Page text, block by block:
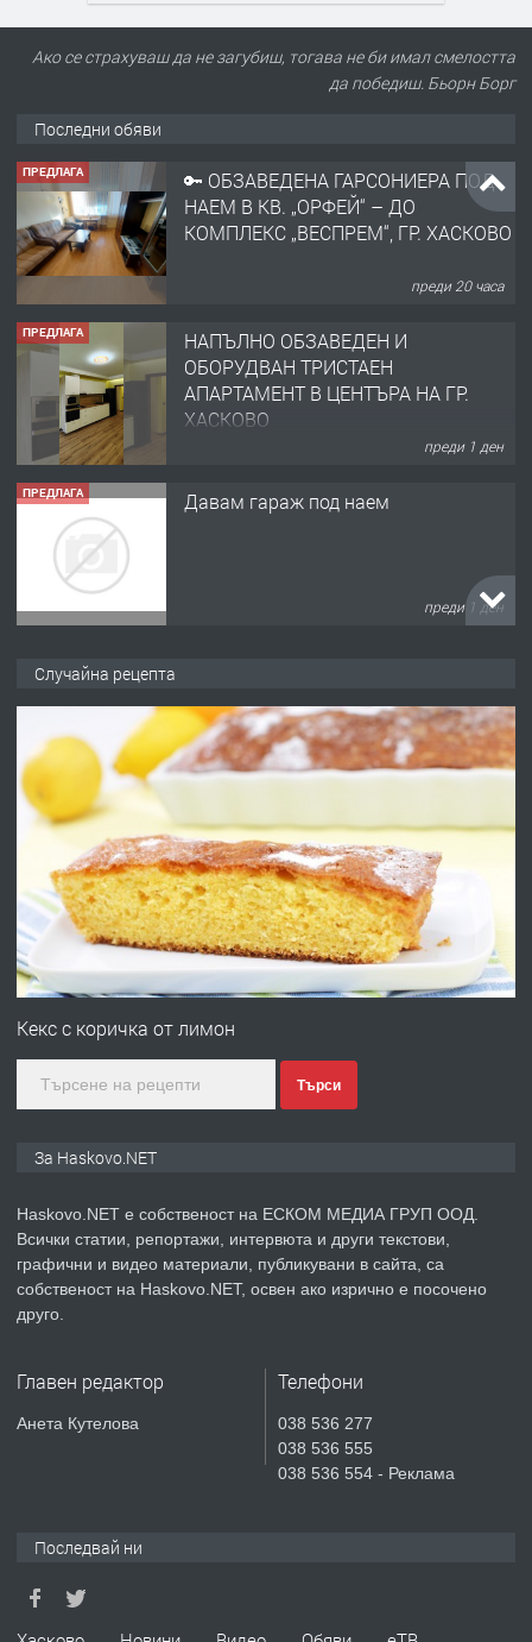
Ако се страхуваш да не загубиш, тогава не би имал смелостта
да победиш. Бьорн Борг
Последни обяви
ПРЕДЛАГА
🔑 ОБЗАВЕДЕНА ГАРСОНИЕРА ПОД
НАЕМ В КВ. „ОРФЕЙ“ – ДО
КОМПЛЕКС „ВЕСПРЕМ“, ГР. ХАСКОВО
преди 20 часа
ПРЕДЛАГА
НАПЪЛНО ОБЗАВЕДЕН И
ОБОРУДВАН ТРИСТАЕН
АПАРТАМЕНТ В ЦЕНТЪРА НА ГР.
ХАСКОВО
преди 1 ден
ПРЕДЛАГА Давам гараж под наем
преди 1 ден
градската градина!
преди 1 ден
ПРЕДЛАГА
ПРОСТОРЕН ТРИСТАЕН
АПАРТАМЕНТ В НОВА СГРАДА КВ.
КУБА
преди 2 дни
ПРЕДЛАГА
Продавам парцел в гр. Хасково кв.
асфалт 0889 537 426
преди 2 дни
ПРЕДЛАГА
№4119 Едностаен обзаведен
Къртене на бетон! Събаряне на
Случайна рецепта
Кекс с коричка от лимон
Търси
За Haskovo.NET
Haskovo.NET е собственост на ЕСКОМ МЕДИА ГРУП ООД.
Всички статии, репортажи, интервюта и други текстови,
графични и видео материали, публикувани в сайта, са
собственост на Haskovo.NET, освен ако изрично е посочено
друго.
Главен редактор
Анета Кутелова
Телефони
038 536 277
038 536 555
038 536 554 - Реклама
Последвай ни